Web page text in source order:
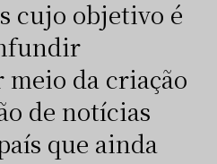
cujo objetivo é
meio da criação
de notícias
que ainda